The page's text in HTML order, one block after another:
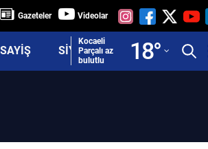
Gazeteler Videolar
SİYASET
Kocaeli
Parçalı az
bulutlu
18°
Adana
Adıyaman